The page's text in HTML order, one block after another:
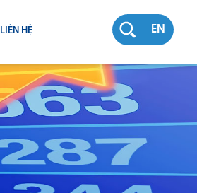
EN
LIÊN HỆ